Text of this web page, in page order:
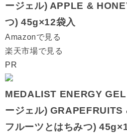
ージェル) APPLE &
つ) 45g×12袋入
Amazonで見る
楽天市場で見る
PR
MEDALIST ENERGY
ージェル) GRAPEFRUITS
フルーツとはちみつ)